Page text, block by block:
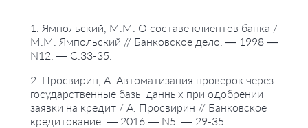
1. Ямпольский, М.М. О составе клиентов банка /
М.М. Ямпольский // Банковское дело. — 1998 —
N12. — С.33-35.
2. Просвирин, А. Автоматизация проверок через
государственные базы данных при одобрении
заявки на кредит / А. Просвирин // Банковское
кредитование. — 2016 — N5. — 29-35.